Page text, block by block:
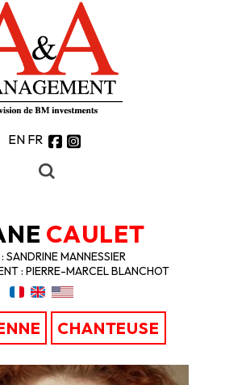
EN FR
CAULET
SANDRINE MANNESSIER
: PIERRE-MARCEL BLANCHOT
CHANTEUSE